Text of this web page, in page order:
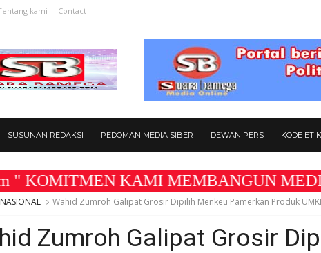
kami Contact
SUSUNAN REDAKSI PEDOMAN MEDIA SIBER DEWAN PERS KODE
KAMI MEMBANGUN MEDIA
NASIONAL Wahid Zumroh Galipat Grosir Dipilih Menkeu Pamerkan Produk
Zumroh Galipat Grosir